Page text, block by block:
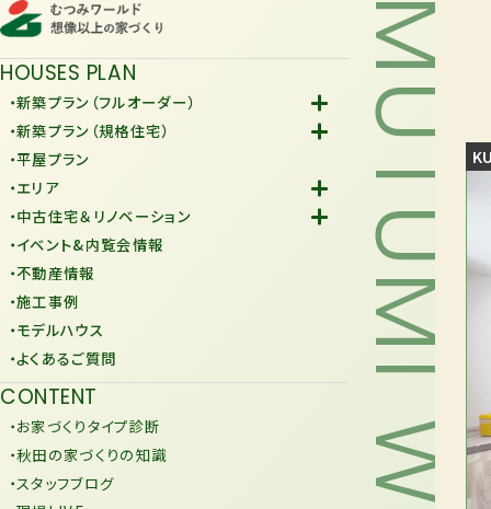
HOUSES PLAN
・新築プラン（フルオーダー）
-Fiore
・新築プラン（規格住宅）
-規格住宅
-KURAFIT
-JiU
・平屋プラン
・エリア
-潟上市
-由利本荘市
・中古住宅＆リノベーション
-中古住宅
-リノベーション
・イベント&内覧会情報
・不動産情報
・施工事例
・モデルハウス
・よくあるご質問
CONTENT
・お家づくりタイプ診断
・秋田の家づくりの知識
・スタッフブログ